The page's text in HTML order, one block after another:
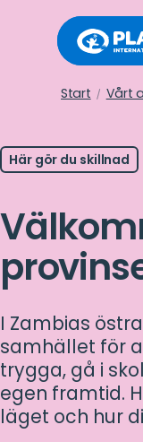
Start Vårt
Här gör du skillnad
I Zambias
samhället för
trygga, gå i
egen framtid.
läget och hur